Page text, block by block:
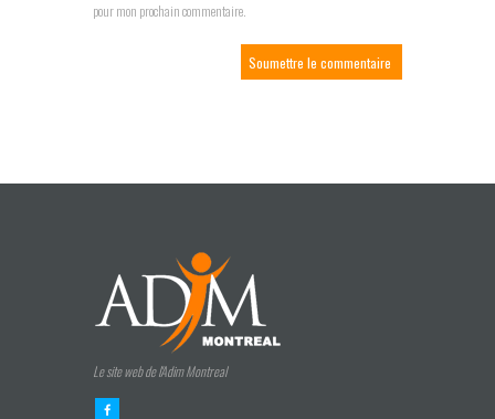
pour mon prochain commentaire.
Le site web de l'Adim Montreal